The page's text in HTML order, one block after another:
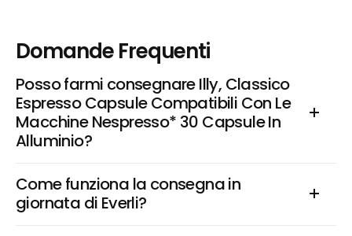
Domande Frequenti
Posso farmi consegnare Illy, Classico
Espresso Capsule Compatibili Con Le
Macchine Nespresso* 30 Capsule In
Alluminio?
Come funziona la consegna in
giornata di Everli?